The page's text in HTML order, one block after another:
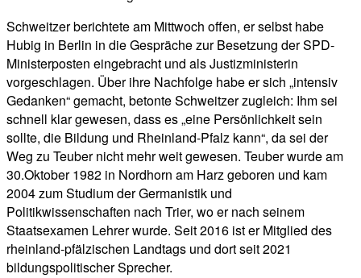
Schweitzer berichtete am Mittwoch offen, er selbst habe
Hubig in Berlin in die Gespräche zur Besetzung der SPD-
Ministerposten eingebracht und als Justizministerin
vorgeschlagen. Über ihre Nachfolge habe er sich „intensiv
Gedanken“ gemacht, betonte Schweitzer zugleich: Ihm sei
schnell klar gewesen, dass es „eine Persönlichkeit sein
sollte, die Bildung und Rheinland-Pfalz kann“, da sei der
Weg zu Teuber nicht mehr weit gewesen. Teuber wurde am
30.Oktober 1982 in Nordhorn am Harz geboren und kam
2004 zum Studium der Germanistik und
Politikwissenschaften nach Trier, wo er nach seinem
Staatsexamen Lehrer wurde. Seit 2016 ist er Mitglied des
rheinland-pfälzischen Landtags und dort seit 2021
bildungspolitischer Sprecher.